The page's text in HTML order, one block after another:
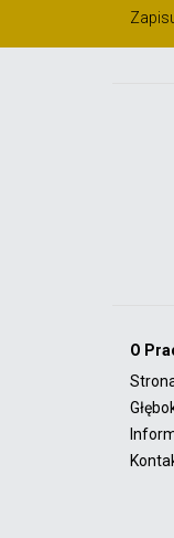
O